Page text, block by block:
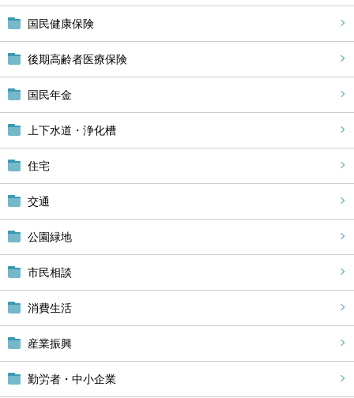
国民健康保険
後期高齢者医療保険
国民年金
上下水道・浄化槽
住宅
交通
公園緑地
市民相談
消費生活
産業振興
勤労者・中小企業